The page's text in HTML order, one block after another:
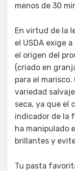
menos de 30
En virtud de la
el USDA exige
el origen del
(criado en
para el
variedad
seca, ya que el
indicador de la
ha manipulado
brillantes y
Tu pasta